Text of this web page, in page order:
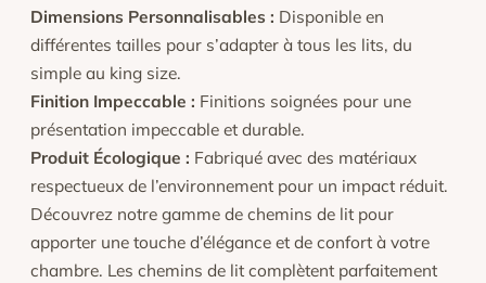
Dimensions Personnalisables : Disponible en
différentes tailles pour s’adapter à tous les lits, du
simple au king size.
Finition Impeccable : Finitions soignées pour une
présentation impeccable et durable.
Produit Écologique : Fabriqué avec des matériaux
respectueux de l’environnement pour un impact réduit.
Découvrez notre gamme de chemins de lit pour
apporter une touche d’élégance et de confort à votre
chambre. Les chemins de lit complètent parfaitement